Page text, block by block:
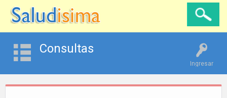
Ingresar
Consultas